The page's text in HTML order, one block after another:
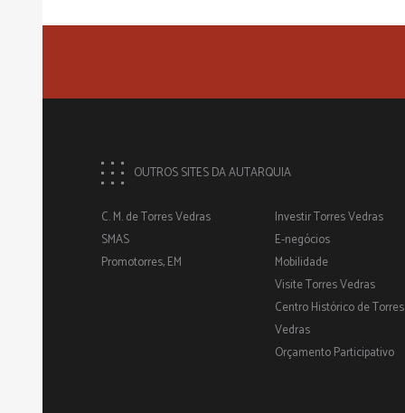
OUTROS SITES DA AUTARQUIA
C. M. de Torres Vedras
SMAS
Promotorres, EM
Investir Torres Vedras
E-negócios
Mobilidade
Visite Torres Vedras
Centro Histórico de Torres
Vedras
Orçamento Participativo